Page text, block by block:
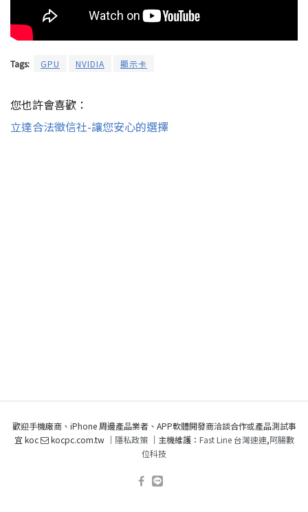
Tags: GPU NVIDIA 顯示卡
您也許會喜歡：
立達合法徵信社-讓您安心的選擇
歡迎手機廠商、iPhone 周邊產品業者、APP軟體開發商洽談合作或產品測試事
宜 koc
kocpc.com.tw ｜ 隱私政策｜主機維護： Fast Line 台灣速連,阿腸數
位科技